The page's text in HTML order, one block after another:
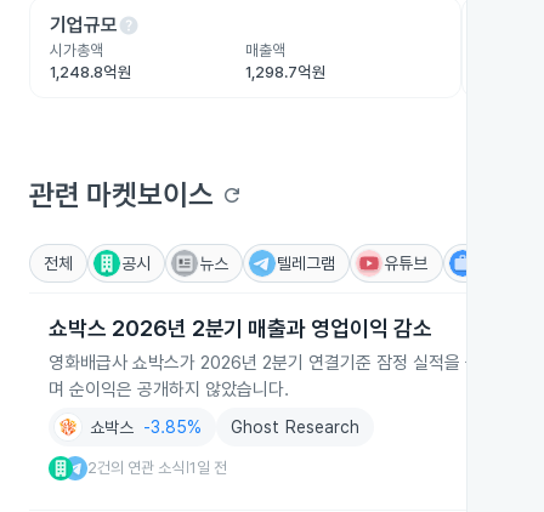
기업규모help
시가총액
1,248.8억원
매출액
1,298.7억원
관련 마켓보이스 refresh
전체 공시 뉴스 텔레그램 유튜브
쇼박스 2026년 2분기 매출과 영업이익 감소
영화배급사 쇼박스가 2026년 2분기 연결기준 잠정 실적을 공시해
며 순이익은 공개하지 않았습니다.
쇼박스 -3.85% Ghost Research
2건의 연관 소식 1일 전